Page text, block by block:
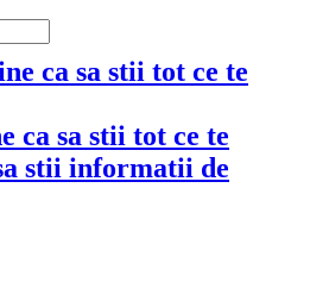
ca sa stii tot ce te
stii informatii de